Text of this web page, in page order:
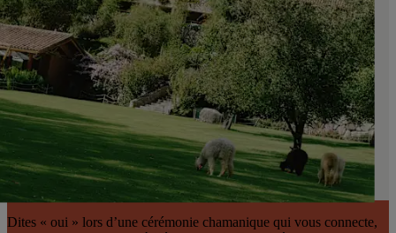
Dites « oui » lors d’une cérémonie chamanique qui vous connecte,